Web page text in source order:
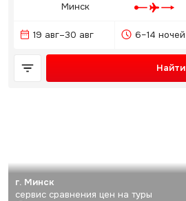
Минск
19 авг–30 авг 6–14 ночей
Найти
г. Минск
сервис сравнения цен на туры